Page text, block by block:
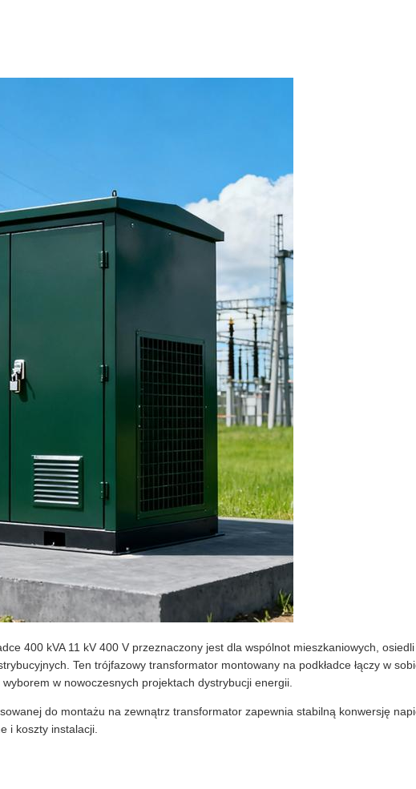
400 kVA 11 kV 400 V przeznaczony jest dla wspólnot mieszkaniowych,
Ten trójfazowy transformator montowany na podkładce łączy w
w nowoczesnych projektach dystrybucji energii.
do montażu na zewnątrz transformator zapewnia stabilną konwersję
i koszty instalacji.